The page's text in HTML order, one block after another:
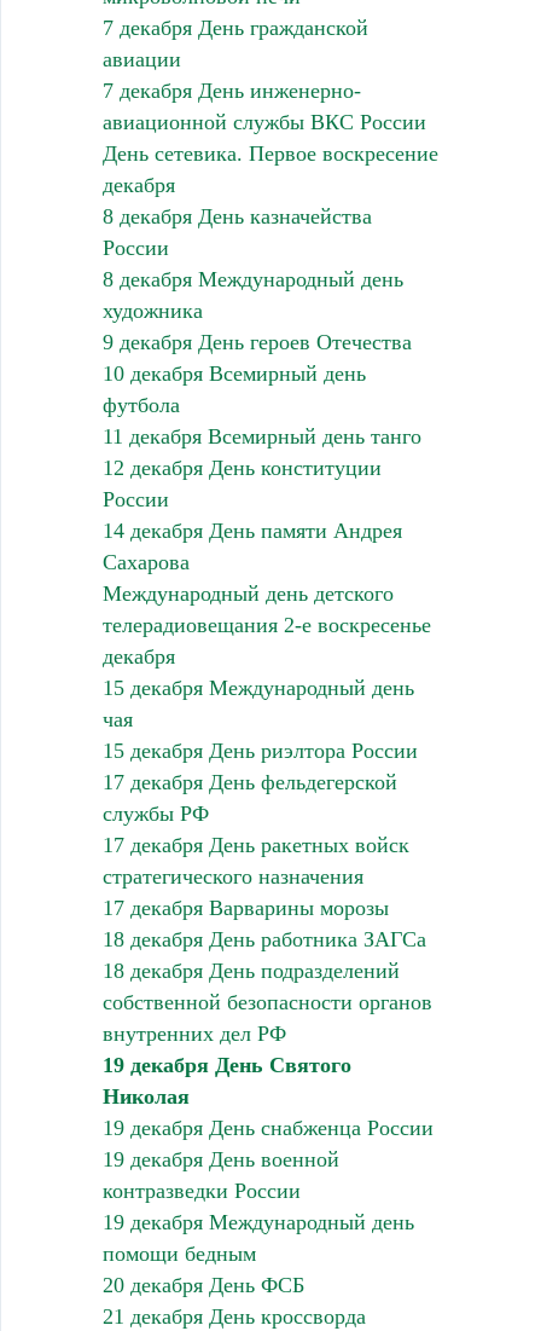
7 декабря День гражданской
авиации
7 декабря День инженерно-
авиационной службы ВКС России
День сетевика. Первое воскресение
декабря
8 декабря День казначейства
России
8 декабря Международный день
художника
9 декабря День героев Отечества
10 декабря Всемирный день
футбола
11 декабря Всемирный день танго
12 декабря День конституции
России
14 декабря День памяти Андрея
Сахарова
Международный день детского
телерадиовещания 2-е воскресенье
декабря
15 декабря Международный день
чая
15 декабря День риэлтора России
17 декабря День фельдегерской
службы РФ
17 декабря День ракетных войск
стратегического назначения
17 декабря Варварины морозы
18 декабря День работника ЗАГСа
18 декабря День подразделений
собственной безопасности органов
внутренних дел РФ
19 декабря День Святого
Николая
19 декабря День снабженца России
19 декабря День военной
контразведки России
19 декабря Международный день
помощи бедным
20 декабря День ФСБ
21 декабря День кроссворда